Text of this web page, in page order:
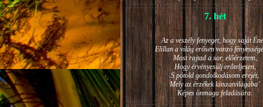
7. hét
Az a veszély fenyeget, hogy saját
Elillan a világ erősen vonzó
Most rajtad a sor, előérzetem,
Hogy érvényesülj erőteljesen,
S pótold gondolkodásom erejét,
Mely az érzékek látszatvilágába’
Képes önmaga feladására.